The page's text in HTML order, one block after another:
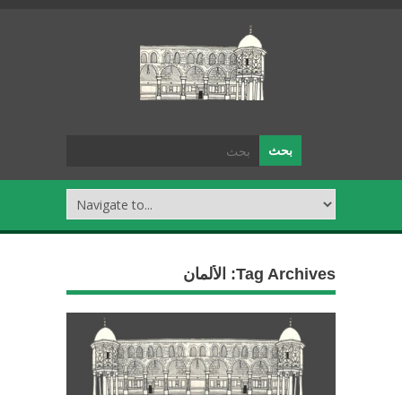
Tag Archives: الألمان